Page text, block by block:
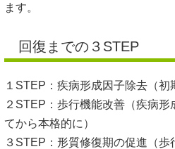
ます。
回復までの３STEP
１STEP：疾病形成因子除去（初
２STEP：歩行機能改善（疾病
てから本格的に）
３STEP：形質修復期の促進（